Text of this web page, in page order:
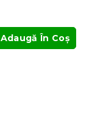
Adaugă În Coş